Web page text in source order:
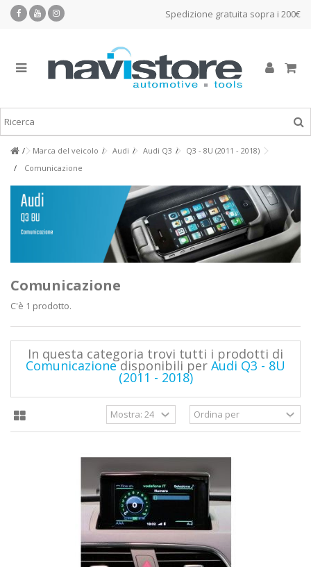
Spedizione gratuita sopra i 200€
Marca del veicolo Audi Audi Q3
Q3 - 8U (2011 - 2018)
Comunicazione
Comunicazione
C'è 1 prodotto.
In questa categoria trovi tutti i prodotti di
Comunicazionedisponibili per Audi Q3 - 8U
(2011 - 2018)